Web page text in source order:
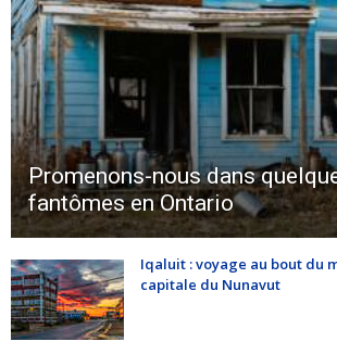
Promenons-nous dans
fantômes en Ontario
Iqaluit : voyage au bout du
capitale du Nunavut